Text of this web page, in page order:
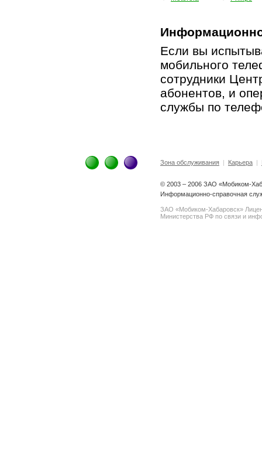
Если вы
мобильного
сотрудники
абонентов, и
службы по
Зона обслуживания| Карьера|
© 2003 – 2006 ЗАО «Мобиком-
Информационно-справочная
ЗАО «Мобиком-Хабаровск»
Министерства РФ по связи и